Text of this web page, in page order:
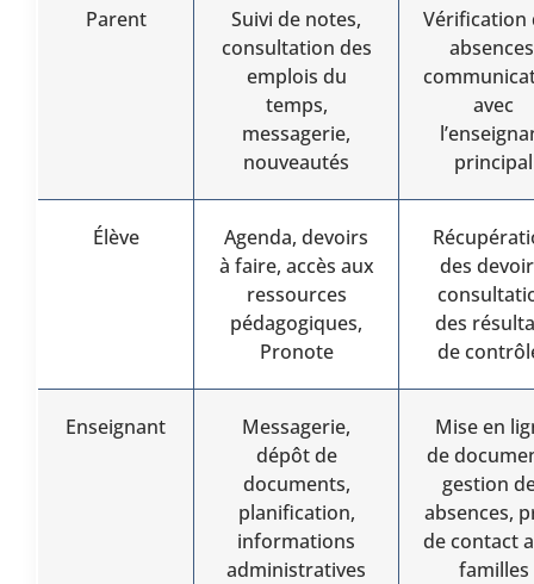
Parent
Suivi de notes,
consultation des
emplois du
temps,
messagerie,
nouveautés
Vérification
avec
principal
Élève
Agenda, devoirs
à faire, accès aux
ressources
pédagogiques,
Pronote
des
des
de
Enseignant
Messagerie,
dépôt de
documents,
planification,
informations
administratives
Mise en
de
gestion
absences,
de contact
familles